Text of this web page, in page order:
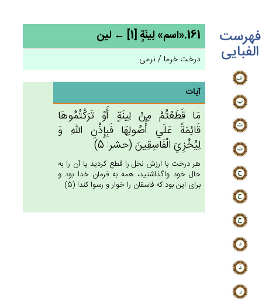
فهرست
الفبایی
161.«اسم» لِينَة‌ٍ [1] ← لین
درخت خرما / نرمی
آیات
مَا قَطَعْتُمْ‌ مِنْ‌ لِينَة‌ٍ أَوْ تَرَكْتُمُوهَا
قَائِمَة‌ً عَلَي‌ أُصُولِهَا فَبِإِذْن‌ِ الله‌ِ وَ
لِيُخْزِي‌َ الْفَاسِقِين‌َ (حشر: 5)
هر درخت با ارزش نخل را قطع كرديد يا آن را به
حال خود واگذاشتيد، همه به فرمان خدا بود و
براى اين بود كه فاسقان را خوار و رسوا كند! (5)